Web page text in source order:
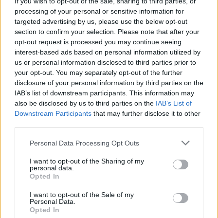
processing of your personal or sensitive information for
targeted advertising by us, please use the below opt-out
section to confirm your selection. Please note that after your
opt-out request is processed you may continue seeing
interest-based ads based on personal information utilized by
us or personal information disclosed to third parties prior to
your opt-out. You may separately opt-out of the further
disclosure of your personal information by third parties on the
IAB’s list of downstream participants. This information may
also be disclosed by us to third parties on the IAB’s List of
Downstream Participants that may further disclose it to other
Personal Data Processing Opt Outs
I want to opt-out of the Sharing of my
personal data.
Opted In
I want to opt-out of the Sale of my
Personal Data.
Opted In
Στη συνέχεια, ο κ. Δαβάκης χαρακτήρισε ως